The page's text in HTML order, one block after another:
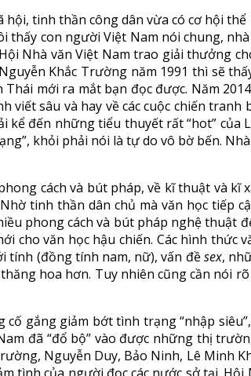
tinh thần công dân vừa có cơ hội
con người Việt Nam nói chung,
Nhà văn Việt Nam trao giải thưởng
Khắc Trường năm 1991 thì sẽ
Thái mới ra mắt bạn đọc được. Năm
viết sâu và hay về các cuộc chiến tranh
kể đến những tiểu thuyết rất “hot” của
khỏi phải nói là tự do vô bờ bến.
cách và bút pháp, về kĩ thuật và kĩ
tinh thần dân chủ mà văn học tiếp
phong cách và bút pháp nghệ thuật
văn học hậu chiến. Các hình thức
tính (đồng tính nam, nữ), vấn đềsex,
hoa hơn. Tuy nhiên cũng cần nói
cố gắng giảm bớt tình trạng “nhập
đã “đổ bộ” vào được những thị
Nguyễn Duy, Bảo Ninh, Lê Minh